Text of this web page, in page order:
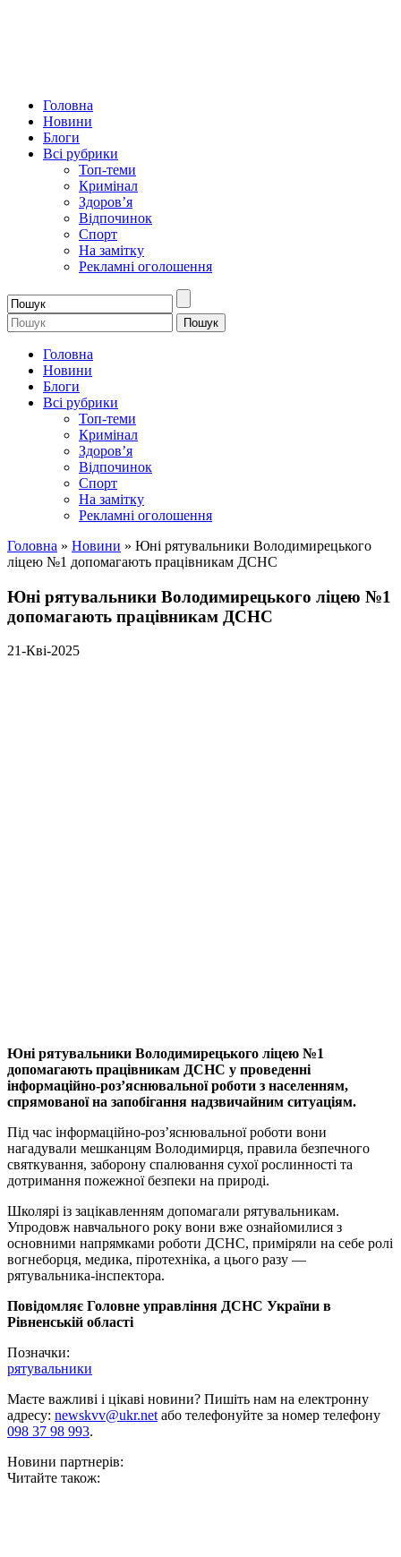
Головна
Новини
Блоги
Всі рубрики
Топ-теми
Кримінал
Здоров’я
Відпочинок
Спорт
На замітку
Рекламні оголошення
Головна
Новини
Блоги
Всі рубрики
Топ-теми
Кримінал
Здоров’я
Відпочинок
Спорт
На замітку
Рекламні оголошення
Головна » Новини » Юні рятувальники Володимирецького
ліцею №1 допомагають працівникам ДСНС
Юні рятувальники Володимирецького ліцею №1
допомагають працівникам ДСНС
21-Кві-2025
Юні рятувальники Володимирецького ліцею №1
допомагають працівникам ДСНС у проведенні
інформаційно-роз’яснювальної роботи з населенням,
спрямованої на запобігання надзвичайним ситуаціям.
Під час інформаційно-роз’яснювальної роботи вони
нагадували мешканцям Володимирця, правила безпечного
святкування, заборону спалювання сухої рослинності та
дотримання пожежної безпеки на природі.
Школярі із зацікавленням допомагали рятувальникам.
Упродовж навчального року вони вже ознайомилися з
основними напрямками роботи ДСНС, приміряли на себе ролі
вогнеборця, медика, піротехніка, а цього разу —
рятувальника-інспектора.
Повідомляє Головне управління ДСНС України в
Рівненській області
Позначки:
рятувальники
Маєте важливі і цікаві новини? Пишіть нам на електронну
адресу: newskvv@ukr.netабо телефонуйте за номер телефону
098 37 98 993.
Новини партнерів:
Читайте також: